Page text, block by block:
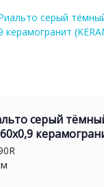
серый